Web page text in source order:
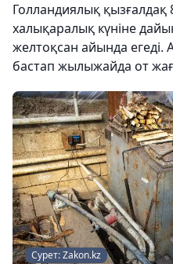
Голландиялық қызғалдақ
халықаралық күніне
желтоқсан айында егеді.
бастап жылыжайда от
Сурет: Zakon.kz